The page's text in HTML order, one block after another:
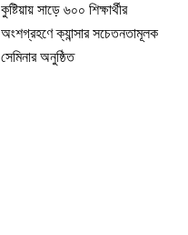
কুষ্টিয়ায় সাড়ে ৬০০ শিক্ষার্থীর
অংশগ্রহণে ক্যান্সার সচেতনতামূলক
সেমিনার অনুষ্ঠিত